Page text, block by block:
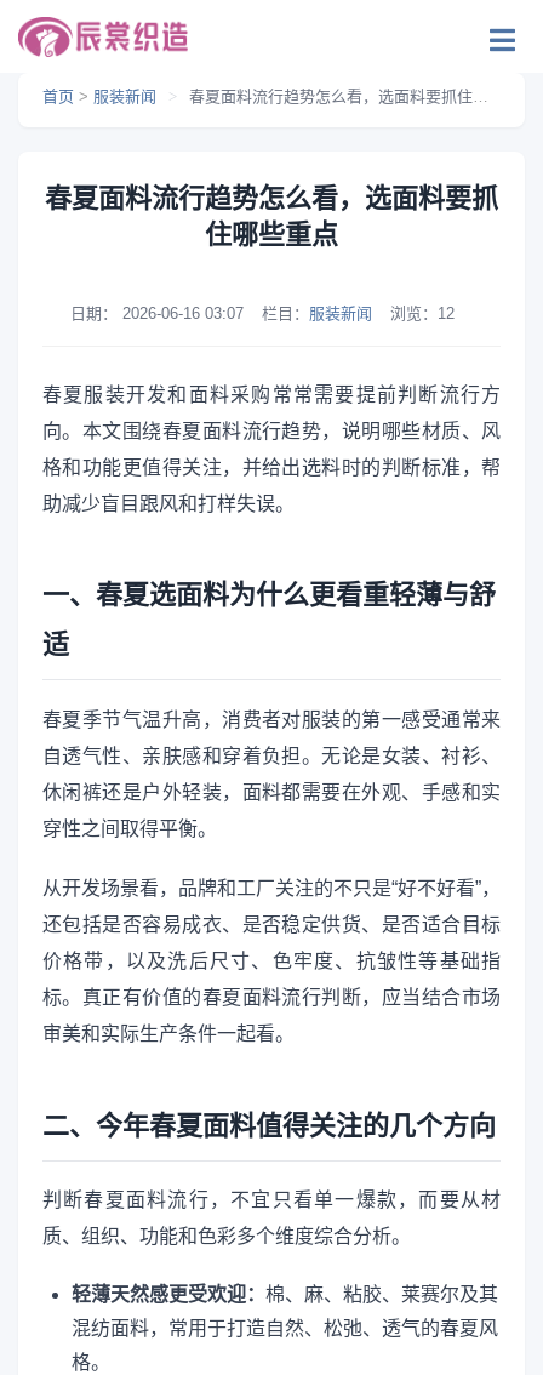
首页 > 服装新闻 > 春夏面料流行趋势怎么看，选面料要抓住哪些重点
春夏面料流行趋势怎么看，选面料要抓
住哪些重点
日期： 2026-06-16 03:07 栏目： 服装新闻 浏览： 12
春夏服装开发和面料采购常常需要提前判断流行方
向。本文围绕春夏面料流行趋势，说明哪些材质、风
格和功能更值得关注，并给出选料时的判断标准，帮
助减少盲目跟风和打样失误。
一、春夏选面料为什么更看重轻薄与舒
适
春夏季节气温升高，消费者对服装的第一感受通常来
自透气性、亲肤感和穿着负担。无论是女装、衬衫、
休闲裤还是户外轻装，面料都需要在外观、手感和实
穿性之间取得平衡。
从开发场景看，品牌和工厂关注的不只是“好不好看”，
还包括是否容易成衣、是否稳定供货、是否适合目标
价格带，以及洗后尺寸、色牢度、抗皱性等基础指
标。真正有价值的春夏面料流行判断，应当结合市场
审美和实际生产条件一起看。
二、今年春夏面料值得关注的几个方向
判断春夏面料流行，不宜只看单一爆款，而要从材
质、组织、功能和色彩多个维度综合分析。
轻薄天然感更受欢迎： 棉、麻、粘胶、莱赛尔及其
混纺面料，常用于打造自然、松弛、透气的春夏风
格。